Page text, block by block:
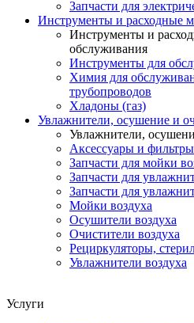
Запчасти для
Инструменты и расходные
Инструменты и
обслуживания
Инструменты для
Химия для
трубопроводов
Хладоны (газ)
Увлажнители, осушение и
Увлажнители,
Аксессуары и
Запчасти для мойки
Запчасти для
Запчасти для
Мойки воздуха
Осушители воздуха
Очистители воздуха
Рециркуляторы,
Увлажнители воздуха
Услуги